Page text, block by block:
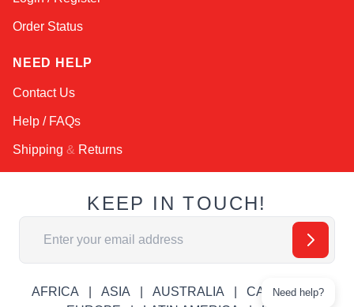
Order Status
NEED HELP
Contact Us
Help / FAQs
Shipping & Returns
KEEP IN TOUCH!
Email Address
AFRICA ASIA AUSTRALIA
CANADANeed help?